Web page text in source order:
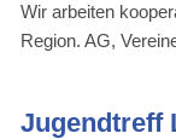
Wir arbeiten
Region. AG,
Jugendtreff